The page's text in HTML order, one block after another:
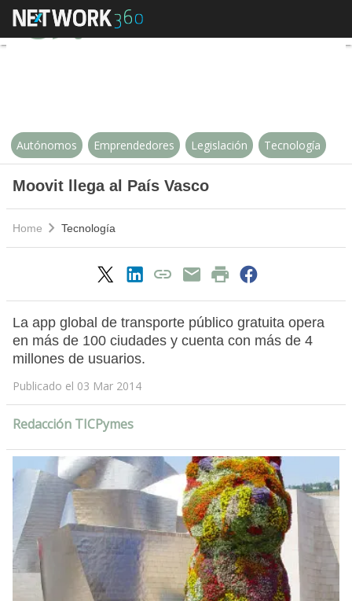
Moovit llega al País Vasco
Autónomos Emprendedores Legislación Tecnología
Moovit llega al País Vasco
Home Tecnología
La app global de transporte público gratuita opera
en más de 100 ciudades y cuenta con más de 4
millones de usuarios.
Publicado el 03 Mar 2014
Redacción TICPymes